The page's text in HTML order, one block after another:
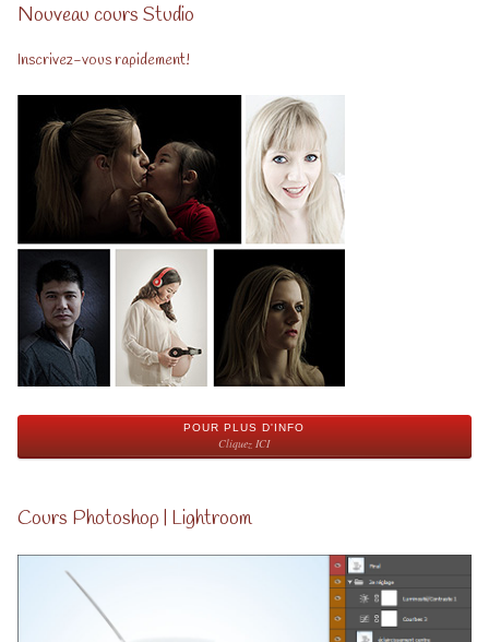
Nouveau cours Studio
Inscrivez-vous rapidement!
POUR PLUS D'INFO
Cliquez ICI
Cours Photoshop | Lightroom